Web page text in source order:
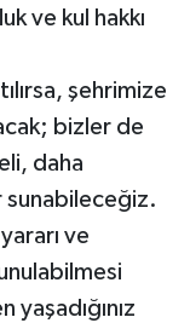
ve kul hakkı
şehrimize
bizler de
daha
sunabileceğiz.
ve